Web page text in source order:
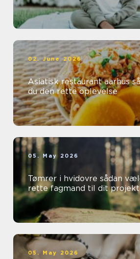
02. June 2026
Asiatisk restaurant aarhus sådan finder
du den rette oplevelse
05. May 2026
Tømrer i hvidovre sådan vælger du den
rette fagmand til dit projekt
05. May 2026